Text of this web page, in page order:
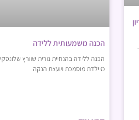
הכנה משמעותית ללידה
הכנה ללידה בהנחיית נורית שוורץ שלונסקי
מיילדת מוסמכת ויועצת הנקה